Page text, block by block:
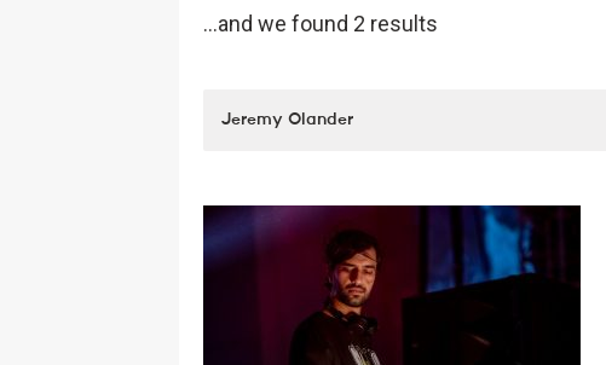
...and we found 2 results